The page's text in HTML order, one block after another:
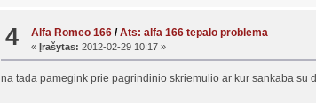
4 Alfa Romeo 166 /Ats: alfa 166 tepalo problema
«Įrašytas: 2012-02-29 10:17 »
na tada pamegink prie pagrindinio skriemulio ar kur sankaba su